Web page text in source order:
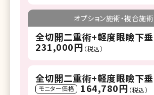
オプション施術・複合施術
全切開二重術+軽度眼瞼下垂
231,000円 （税込）
全切開二重術+軽度眼瞼下垂
モニター価格 164,780円 （税込）